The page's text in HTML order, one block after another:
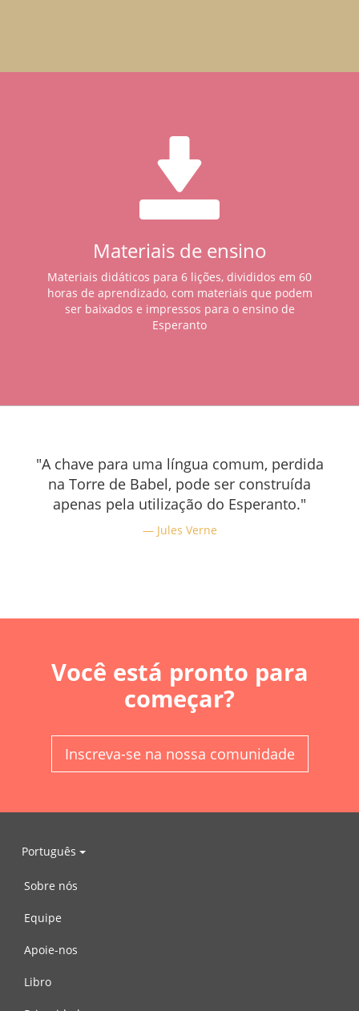
Materiais de ensino
Materiais didáticos para 6 lições, divididos em 60
horas de aprendizado, com materiais que podem
ser baixados e impressos para o ensino de
Esperanto
"A chave para uma língua comum, perdida
na Torre de Babel, pode ser construída
apenas pela utilização do Esperanto."
Jules Verne
Você está pronto para
começar?
Inscreva-se na nossa comunidade
Português
Sobre nós
Equipe
Apoie-nos
Libro